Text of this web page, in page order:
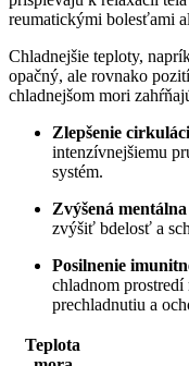
reumatickými bolesťami
Chladnejšie teploty,
opačný, ale rovnako
chladnejšom mori
Zlepšenie
intenzívnejšiemu
systém.
Zvýšená
zvýšiť bdelosť a
Posilnenie
chladnom
prechladnutiu a
Teplota